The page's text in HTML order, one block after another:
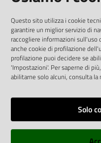
LinkedinFacebook
Informative e liberatorie
Questo sito utilizza i cookie
garantire un miglior servizio di
raccogliere informazioni
anche cookie di profilazione
profilazione puoi decidere se
'Impostazioni'. Per saperne di
abilitarne solo alcuni, consulta la
Solo